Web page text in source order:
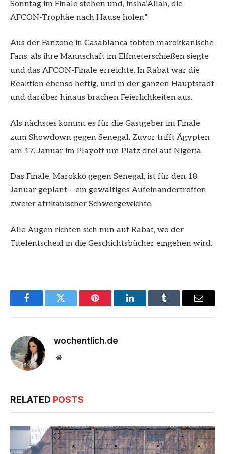
Sonntag im Finale stehen und, insha’Allah, die
AFCON-Trophäe nach Hause holen.“
Aus der Fanzone in Casablanca tobten marokkanische
Fans, als ihre Mannschaft im Elfmeterschießen siegte
und das AFCON-Finale erreichte. In Rabat war die
Reaktion ebenso heftig, und in der ganzen Hauptstadt
und darüber hinaus brachen Feierlichkeiten aus.
Als nächstes kommt es für die Gastgeber im Finale
zum Showdown gegen Senegal. Zuvor trifft Ägypten
am 17. Januar im Playoff um Platz drei auf Nigeria.
Das Finale, Marokko gegen Senegal, ist für den 18.
Januar geplant – ein gewaltiges Aufeinandertreffen
zweier afrikanischer Schwergewichte.
Alle Augen richten sich nun auf Rabat, wo der
Titelentscheid in die Geschichtsbücher eingehen wird.
FacebookTwitter Pinterest LinkedInTumblr Email
wochentlich.de
Website
RELATED POSTS